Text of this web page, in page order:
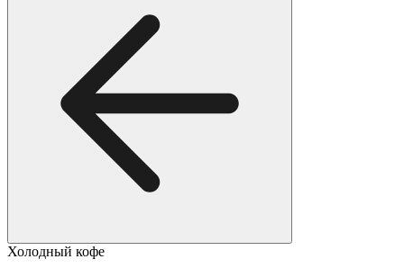
Холодный кофе